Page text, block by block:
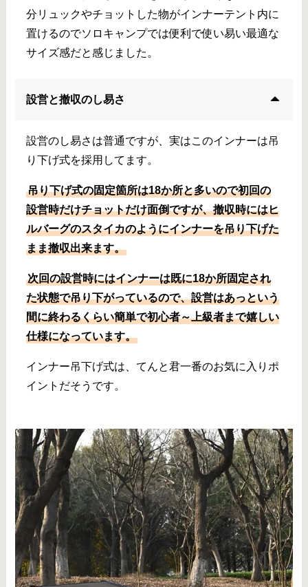
分リュックやチョットした物がインナーテント内に
置けるのでソロキャンプでは便利で使い易い最適な
サイズ感だと感じました。
設営と撤収のし易さ
設営のし易さは普通ですが、実はこのインナーは吊
り下げ式を採用してます。
吊り下げ式の固定箇所は18か所と多いので初回の
設営時だけチョットだけ面倒ですが、撤収時にはヒ
ルバーグのスタイカのようにインナーを吊り下げた
まま撤収出来ます。
次回の設営時にはインナーは既に18か所固定され
た状態で吊り下がっているので、設営はあっという
間に終わるくらい簡単で初心者～上級者まで嬉しい
仕様になっています。
インナー吊下げ式は、てんと君一番のお気に入りポ
イントだそうです。